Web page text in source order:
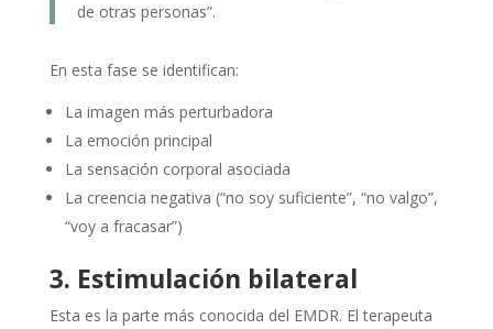
de otras personas”.
En esta fase se identifican:
La imagen más perturbadora
La emoción principal
La sensación corporal asociada
La creencia negativa (“no soy suficiente”, “no valgo”,
“voy a fracasar”)
3. Estimulación bilateral
Esta es la parte más conocida del EMDR. El terapeuta